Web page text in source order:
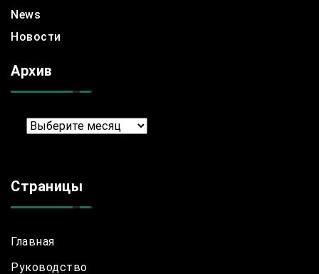
News
Новости
Архив
Архив
Страницы
Главная
Руководство